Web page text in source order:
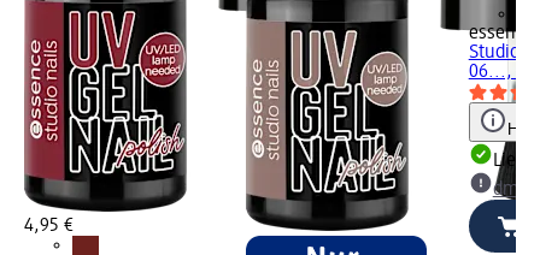
4,95 €
essence
Studio
06..., 5
dm